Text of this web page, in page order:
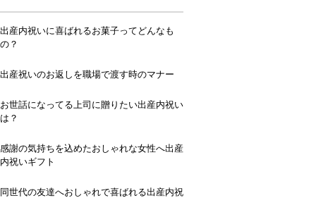
出産内祝いに喜ばれるお菓子ってどんなも
の？
出産祝いのお返しを職場で渡す時のマナー
お世話になってる上司に贈りたい出産内祝い
は？
感謝の気持ちを込めたおしゃれな女性へ出産
内祝いギフト
同世代の友達へおしゃれで喜ばれる出産内祝